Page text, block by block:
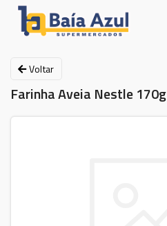
Voltar
Farinha Aveia Nestle 170g